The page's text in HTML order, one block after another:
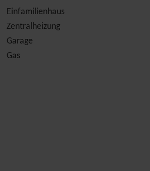
Einfamilienhaus
Zentralheizung
Garage
Gas